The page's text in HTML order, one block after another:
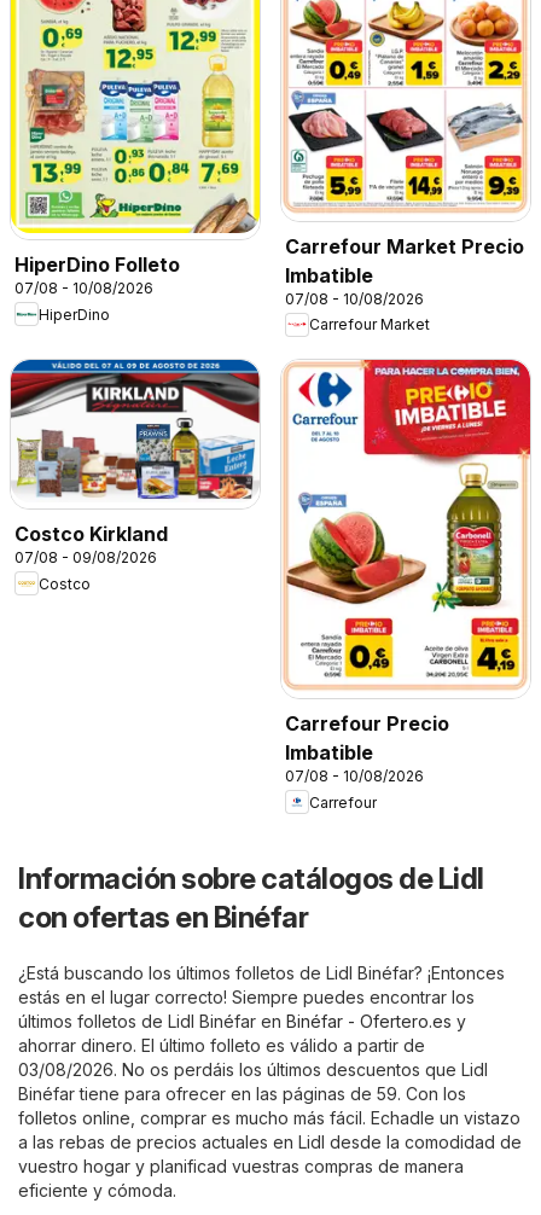
HiperDino Folleto
07/08 - 10/08/2026
HiperDino
Carrefour Market Precio
Imbatible
07/08 - 10/08/2026
Carrefour Market
Costco Kirkland
07/08 - 09/08/2026
Costco
Carrefour Precio
Imbatible
07/08 - 10/08/2026
Carrefour
Información sobre catálogos de Lidl
con ofertas en Binéfar
¿Está buscando los últimos folletos de Lidl Binéfar? ¡Entonces
estás en el lugar correcto! Siempre puedes encontrar los
últimos folletos de Lidl Binéfar en Binéfar - Ofertero.es y
ahorrar dinero. El último folleto es válido a partir de
03/08/2026. No os perdáis los últimos descuentos que Lidl
Binéfar tiene para ofrecer en las páginas de 59. Con los
folletos online, comprar es mucho más fácil. Echadle un vistazo
a las rebas de precios actuales en Lidl desde la comodidad de
vuestro hogar y planificad vuestras compras de manera
eficiente y cómoda.